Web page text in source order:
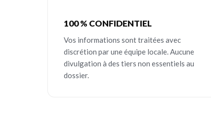
100 % CONFIDENTIEL
Vos informations sont traitées avec
discrétion par une équipe locale. Aucune
divulgation à des tiers non essentiels au
dossier.